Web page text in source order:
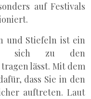
auf Festivals
und Stiefeln ist ein
sich zu den
lässt. Mit dem
dass Sie in den
auftreten. Laut